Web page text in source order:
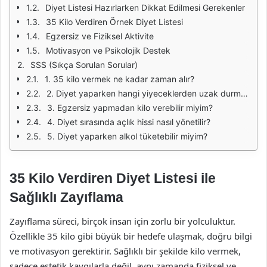
Diyet Listesi Hazırlarken Dikkat Edilmesi Gerekenler
35 Kilo Verdiren Örnek Diyet Listesi
Egzersiz ve Fiziksel Aktivite
Motivasyon ve Psikolojik Destek
SSS (Sıkça Sorulan Sorular)
1. 35 kilo vermek ne kadar zaman alır?
2. Diyet yaparken hangi yiyeceklerden uzak durmalıyım?
3. Egzersiz yapmadan kilo verebilir miyim?
4. Diyet sırasında açlık hissi nasıl yönetilir?
5. Diyet yaparken alkol tüketebilir miyim?
35 Kilo Verdiren Diyet Listesi ile
Sağlıklı Zayıflama
Zayıflama süreci, birçok insan için zorlu bir yolculuktur.
Özellikle 35 kilo gibi büyük bir hedefe ulaşmak, doğru bilgi
ve motivasyon gerektirir. Sağlıklı bir şekilde kilo vermek,